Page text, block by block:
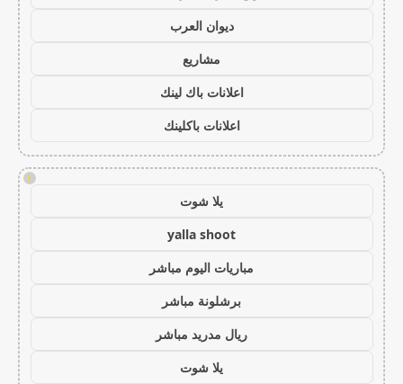
ديوان العرب
مشاريع
اعلانات باك لينك
اعلانات باكلينك
!
يلا شوت
yalla shoot
مباريات اليوم مباشر
برشلونة مباشر
ريال مدريد مباشر
يلا شوت